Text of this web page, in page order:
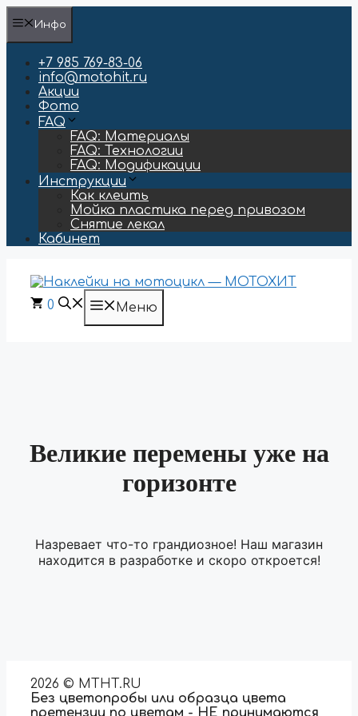
Перейти
содержимому
Инфо
+7 985 769-83-06
info@motohit.ru
Акции
Фото
FAQ
FAQ: Материалы
FAQ: Технологии
FAQ: Модификации
Инструкции
Как клеить
Мойка пластика перед привозом
Снятие лекал
Кабинет
0 Меню
Великие перемены уже на
горизонте
Назревает что-то грандиозное! Наш магазин
находится в разработке и скоро откроется!
2026 © MTHT.RU
Без цветопробы или образца цвета
претензии по цветам - НЕ принимаются